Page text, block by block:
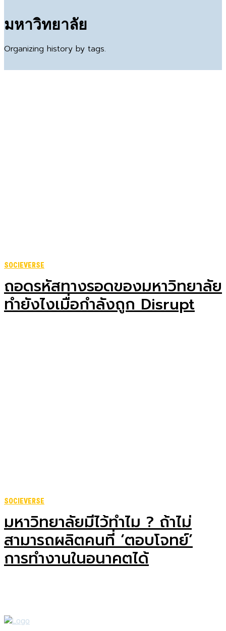
มหาวิทยาลัย
Organizing history by tags.
SOCIEVERSE
ถอดรหัสทางรอดของมหาวิทยาลัย
ทำยังไงเมื่อกำลังถูก Disrupt
SOCIEVERSE
มหาวิทยาลัยมีไว้ทำไม ? ถ้าไม่
สามารถผลิตคนที่ ‘ตอบโจทย์’
การทำงานในอนาคตได้